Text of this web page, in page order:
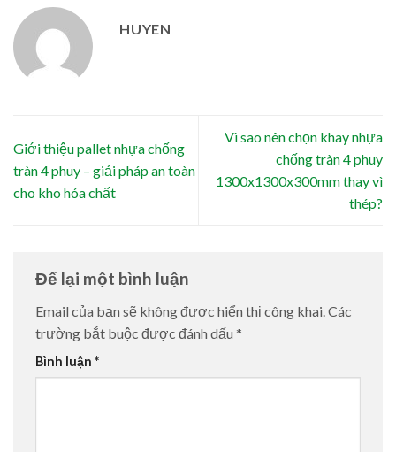
HUYEN
Giới thiệu pallet nhựa chống
tràn 4 phuy – giải pháp an toàn
cho kho hóa chất
Vì sao nên chọn khay nhựa
chống tràn 4 phuy
1300x1300x300mm thay vì
thép?
Để lại một bình luận
Email của bạn sẽ không được hiển thị công khai.Các
trường bắt buộc được đánh dấu *
Bình luận *